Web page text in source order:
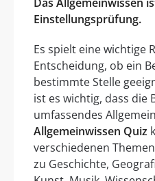
Einstellungsprüfung.
Es spielt eine wichtige
Entscheidung, ob ein
bestimmte Stelle
ist es wichtig, dass die
umfassendes
Allgemeinwissen Quiz
verschiedenen
zu Geschichte,